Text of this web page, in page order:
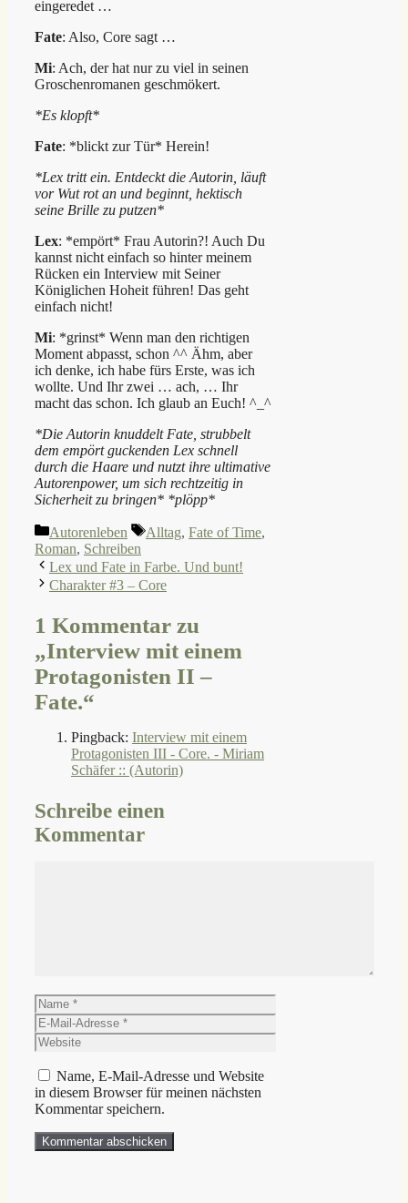
eingeredet …
Fate: Also, Core sagt …
Mi: Ach, der hat nur zu viel in seinen
Groschenromanen geschmökert.
*Es klopft*
Fate: *blickt zur Tür* Herein!
*Lex tritt ein. Entdeckt die Autorin, läuft
vor Wut rot an und beginnt, hektisch
seine Brille zu putzen*
Lex: *empört* Frau Autorin?! Auch Du
kannst nicht einfach so hinter meinem
Rücken ein Interview mit Seiner
Königlichen Hoheit führen! Das geht
einfach nicht!
Mi: *grinst* Wenn man den richtigen
Moment abpasst, schon ^^ Ähm, aber
ich denke, ich habe fürs Erste, was ich
wollte. Und Ihr zwei … ach, … Ihr
macht das schon. Ich glaub an Euch! ^_^
*Die Autorin knuddelt Fate, strubbelt
dem empört guckenden Lex schnell
durch die Haare und nutzt ihre ultimative
Autorenpower, um sich rechtzeitig in
Sicherheit zu bringen* *plöpp*
Kategorien
Autorenleben Schlagwörter
Alltag, Fate of Time,
Roman, Schreiben
Lex und Fate in Farbe. Und bunt!
Charakter #3 – Core
1 Kommentar zu
„Interview mit einem
Protagonisten II –
Fate.“
Pingback: Interview mit einem
Protagonisten III - Core. - Miriam
Schäfer :: (Autorin)
Schreibe einen
Kommentar
Name
E-
Mail-
Adresse
Website
Name, E-Mail-Adresse und Website
in diesem Browser für meinen nächsten
Kommentar speichern.